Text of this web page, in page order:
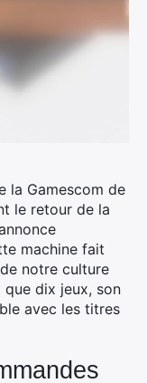
la Gamescom de
le retour de la
machine fait
notre culture
que dix jeux, son
avec les titres